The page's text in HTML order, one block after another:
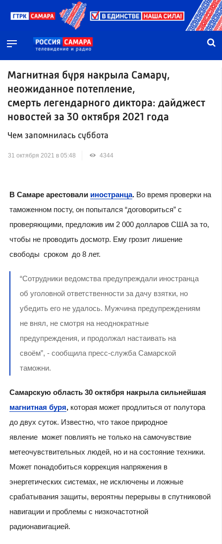
Магнитная буря накрыла Самару,
неожиданное потепление,
смерть легендарного диктора: дайджест
новостей за 30 октября 2021 года
Чем запомнилась суббота
31 октября 2021 в 05:48 4344
В Самаре арестовали иностранца.Во время проверки на
таможенном посту, он попытался “договориться” с
проверяющими, предложив им 2 000 долларов США за то,
чтобы не проводить досмотр. Ему грозит лишение
свободы сроком до 8 лет.
“Сотрудники ведомства предупреждали иностранца
об уголовной ответственности за дачу взятки, но
убедить его не удалось. Мужчина предупреждениям
не внял, не смотря на неоднократные
предупреждения, и продолжал настаивать на
своём”, - сообщила пресс-служба Самарской
таможни.
Самарскую область 30 октября накрыла сильнейшая
магнитная буря, которая может продлиться от полутора
до двух суток. Известно, что такое природное
явление может повлиять не только на самочувствие
метеочувствительных людей, но и на состояние техники.
Может понадобиться коррекция напряжения в
энергетических системах, не исключены и ложные
срабатывания защиты, вероятны перерывы в спутниковой
навигации и проблемы с низкочастотной
радионавигацией.